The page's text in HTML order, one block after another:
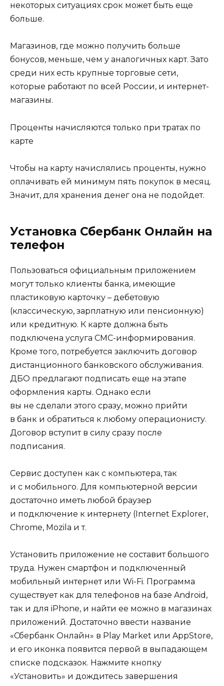
некоторых ситуациях срок может быть еще
больше.
Магазинов, где можно получить больше
бонусов, меньше, чем у аналогичных карт. Зато
среди них есть крупные торговые сети,
которые работают по всей России, и интернет-
магазины.
Проценты начисляются только при тратах по
карте
Чтобы на карту начислялись проценты, нужно
оплачивать ей минимум пять покупок в месяц.
Значит, для хранения денег она не подойдет.
Установка Сбербанк Онлайн на
телефон
Пользоваться официальным приложением
могут только клиенты банка, имеющие
пластиковую карточку – дебетовую
(классическую, зарплатную или пенсионную)
или кредитную. К карте должна быть
подключена услуга СМС-информирования.
Кроме того, потребуется заключить договор
дистанционного банковского обслуживания.
ДБО предлагают подписать еще на этапе
оформления карты. Однако если
вы не сделали этого сразу, можно прийти
в банк и обратиться к любому операционисту.
Договор вступит в силу сразу после
подписания.
Сервис доступен как с компьютера, так
и с мобильного. Для компьютерной версии
достаточно иметь любой браузер
и подключение к интернету (Internet Explorer,
Chrome, Mozila и т.
Установить приложение не составит большого
труда. Нужен смартфон и подключенный
мобильный интернет или Wi-Fi. Программа
существует как для телефонов на базе Android,
так и для iPhone, и найти ее можно в магазинах
приложений. Достаточно ввести название
«Сбербанк Онлайн» в Play Market или AppStore,
и его иконка появится первой в выпадающем
списке подсказок. Нажмите кнопку
«Установить» и дождитесь завершения